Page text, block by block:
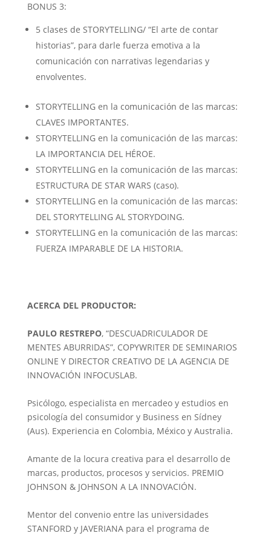
BONUS 3:
5 clases de STORYTELLING/ “El arte de contar
historias”, para darle fuerza emotiva a la
comunicación con narrativas legendarias y
envolventes.
STORYTELLING en la comunicación de las marcas:
CLAVES IMPORTANTES.
STORYTELLING en la comunicación de las marcas:
LA IMPORTANCIA DEL HÉROE.
STORYTELLING en la comunicación de las marcas:
ESTRUCTURA DE STAR WARS (caso).
STORYTELLING en la comunicación de las marcas:
DEL STORYTELLING AL STORYDOING.
STORYTELLING en la comunicación de las marcas:
FUERZA IMPARABLE DE LA HISTORIA.
ACERCA DEL PRODUCTOR:
PAULO RESTREPO, “DESCUADRICULADOR DE
MENTES ABURRIDAS”, COPYWRITER DE SEMINARIOS
ONLINE Y DIRECTOR CREATIVO DE LA AGENCIA DE
INNOVACIÓN INFOCUSLAB.
Psicólogo, especialista en mercadeo y estudios en
psicología del consumidor y Business en Sídney
(Aus). Experiencia en Colombia, México y Australia.
Amante de la locura creativa para el desarrollo de
marcas, productos, procesos y servicios. PREMIO
JOHNSON & JOHNSON A LA INNOVACIÓN.
Mentor del convenio entre las universidades
STANFORD y JAVERIANA para el programa de